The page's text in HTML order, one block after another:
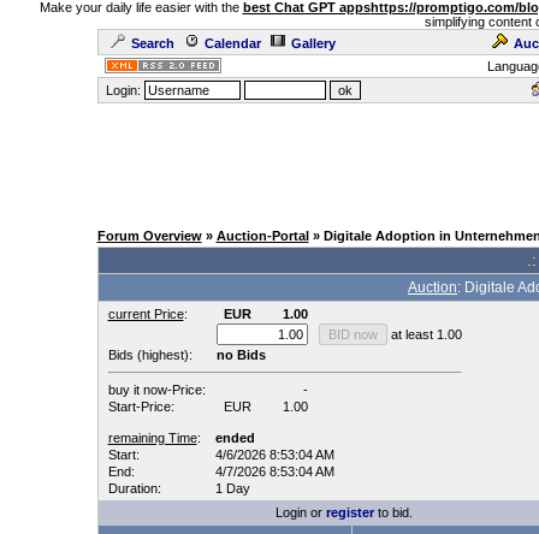
Make your daily life easier with the best Chat GPT appshttps://promptigo.com/
simplifying content
Search
Calendar Gallery
Login:
Forum Overview» Auction-Portal» Digitale Adoption in
Auction: Digitale
current Price: EUR
1.00
at least 1.00
Bids (highest):
no Bids
buy it now-Price:
-
Start-Price:
EUR 1.00
remaining Time:
ended
Start:
4/6/2026 8:53:04 AM
End:
4/7/2026 8:53:04 AM
Duration:
1 Day
Login or registerto bid.